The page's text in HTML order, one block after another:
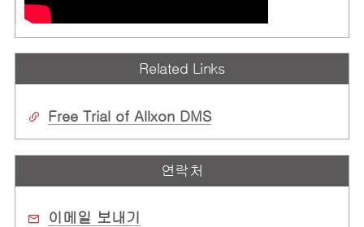
Related Links
Free Trial of Allxon DMS
연락처
이메일 보내기